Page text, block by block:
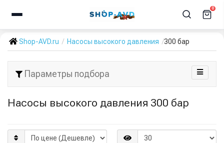
0
Shop-AVD.ru Насосы высокого давления 300 бар
Параметры подбора
Насосы высокого давления 300 бар